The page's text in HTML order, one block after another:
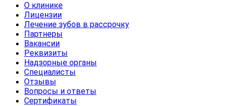
О клинике
Лицензии
Лечение зубов в рассрочку
Партнеры
Вакансии
Реквизиты
Надзорные органы
Специалисты
Отзывы
Вопросы и ответы
Сертификаты